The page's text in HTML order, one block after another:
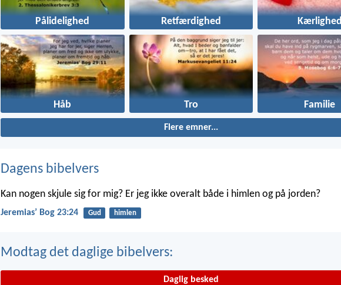
Pålidelighed Retfærdighed Kærlighed
Håb Tro Familie
Flere emner...
Dagens bibelvers
Kan nogen skjule sig for mig? Er jeg ikke overalt både i himlen og på jorden?
Jeremiasʼ Bog 23:24 Gud himlen
Modtag det daglige bibelvers:
Daglig besked